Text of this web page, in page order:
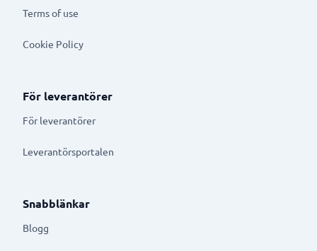
Terms of use
Cookie Policy
För leverantörer
För leverantörer
Leverantörsportalen
Snabblänkar
Blogg